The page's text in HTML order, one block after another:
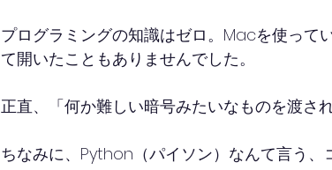
プログラミングの知識はゼロ。Macを使って
て開いたこともありませんでした。
正直、「何か難しい暗号みたいなものを渡さ
ちなみに、Python（パイソン）なんて言う